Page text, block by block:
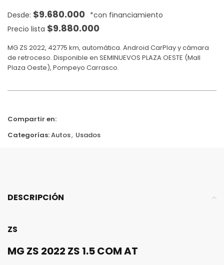
$9.680.000
Precio lista $9.880.000
MG ZS 2022, 42775 km, automática. Android CarPlay y cámara
de retroceso. Disponible en SEMINUEVOS PLAZA OESTE (Mall
Plaza Oeste), Pompeyo Carrasco.
Compartir en:
Categorías:Autos, Usados
DESCRIPCIÓN
ZS
MG ZS 2022 ZS 1.5 COM AT